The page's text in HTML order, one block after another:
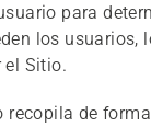
para
los usuarios,
el Sitio.
recopila de